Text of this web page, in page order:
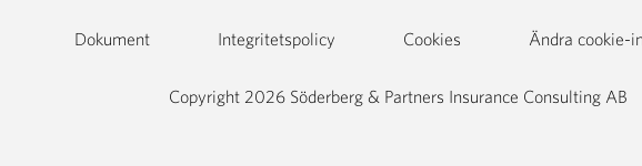
Dokument Integritetspolicy Cookies Ändra cookie-
Copyright 2026 Söderberg & Partners Insurance Consulting AB